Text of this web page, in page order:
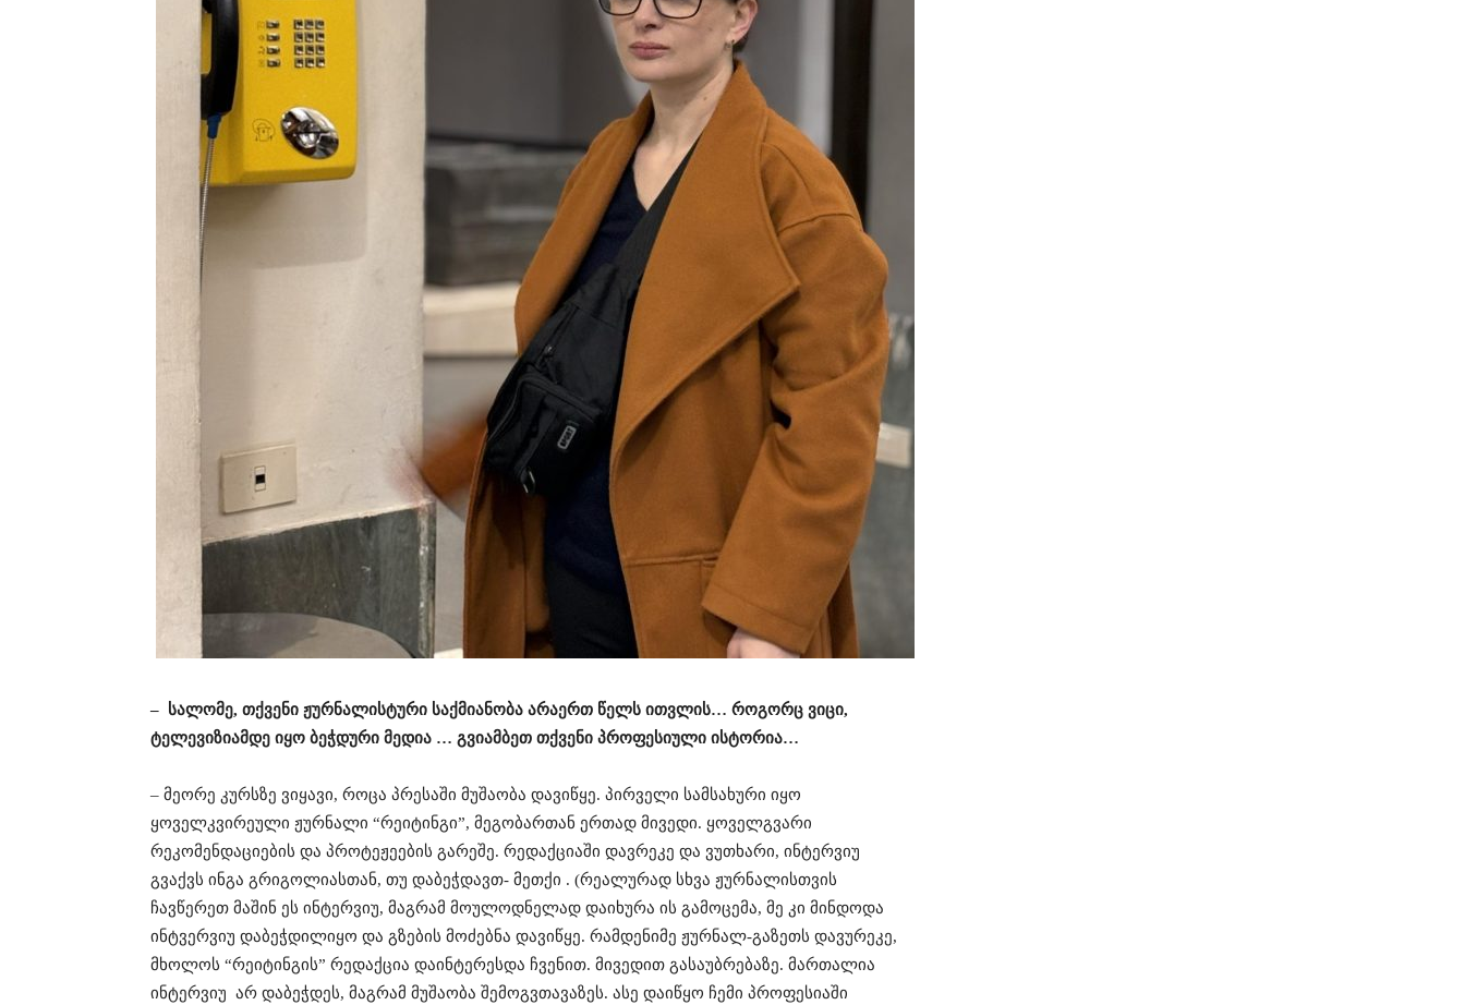
– სალომე, თქვენი ჟურნალისტური საქმიანობა არაერთ წელს ითვლის… როგორც ვიცი,
ტელევიზიამდე იყო ბეჭდური მედია … გვიამბეთ თქვენი პროფესიული ისტორია…
– მეორე კურსზე ვიყავი, როცა პრესაში მუშაობა დავიწყე. პირველი სამსახური იყო
ყოველკვირეული ჟურნალი “რეიტინგი”, მეგობართან ერთად მივედი. ყოველგვარი
რეკომენდაციების და პროტეჟეების გარეშე. რედაქციაში დავრეკე და ვუთხარი, ინტერვიუ
გვაქვს ინგა გრიგოლიასთან, თუ დაბეჭდავთ- მეთქი . (რეალურად სხვა ჟურნალისთვის
ჩავწერეთ მაშინ ეს ინტერვიუ, მაგრამ მოულოდნელად დაიხურა ის გამოცემა, მე კი მინდოდა
ინტვერვიუ დაბეჭდილიყო და გზების მოძებნა დავიწყე. რამდენიმე ჟურნალ-გაზეთს დავურეკე,
მხოლოს “რეიტინგის” რედაქცია დაინტერესდა ჩვენით. მივედით გასაუბრებაზე. მართალია
ინტერვიუ არ დაბეჭდეს, მაგრამ მუშაობა შემოგვთავაზეს. ასე დაიწყო ჩემი პროფესიაში